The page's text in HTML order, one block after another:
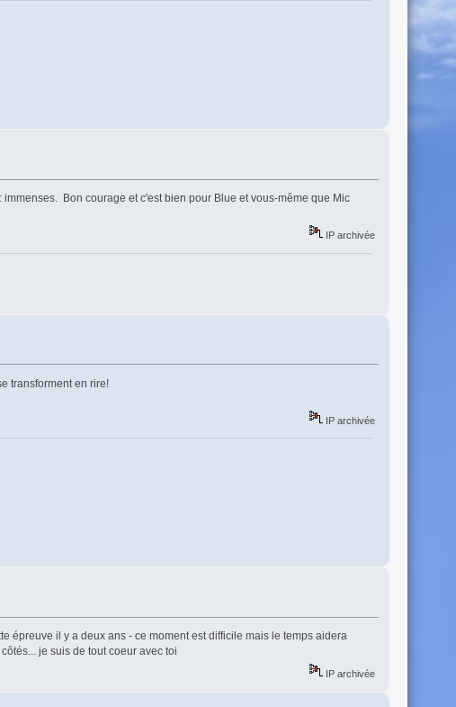
Bon courage et c'est bien pour Blue et vous-même que Mic
IP archivée
transforment en rire!
IP archivée
épreuve il y a deux ans - ce moment est difficile mais le temps aidera
je suis de tout coeur avec toi
IP archivée